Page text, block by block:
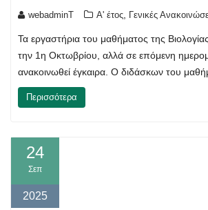
webadminT Α' έτος Γενικές
Τα εργαστήρια του μαθήματος της
την 1η Οκτωβρίου, αλλά σε επόμενη
ανακοινωθεί έγκαιρα. Ο διδάσκων του
Περισσότερα
24
Σεπ
2025